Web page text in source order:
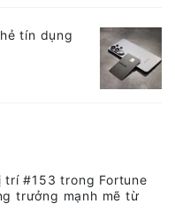
tín dụng
trí #153 trong Fortune
trưởng mạnh mẽ từ